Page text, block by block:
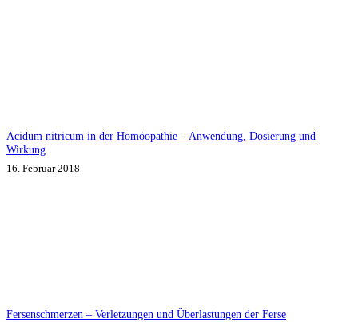
Acidum nitricum in der Homöopathie – Anwendung, Dosierung und
Wirkung
16. Februar 2018
Fersenschmerzen – Verletzungen und Überlastungen der Ferse